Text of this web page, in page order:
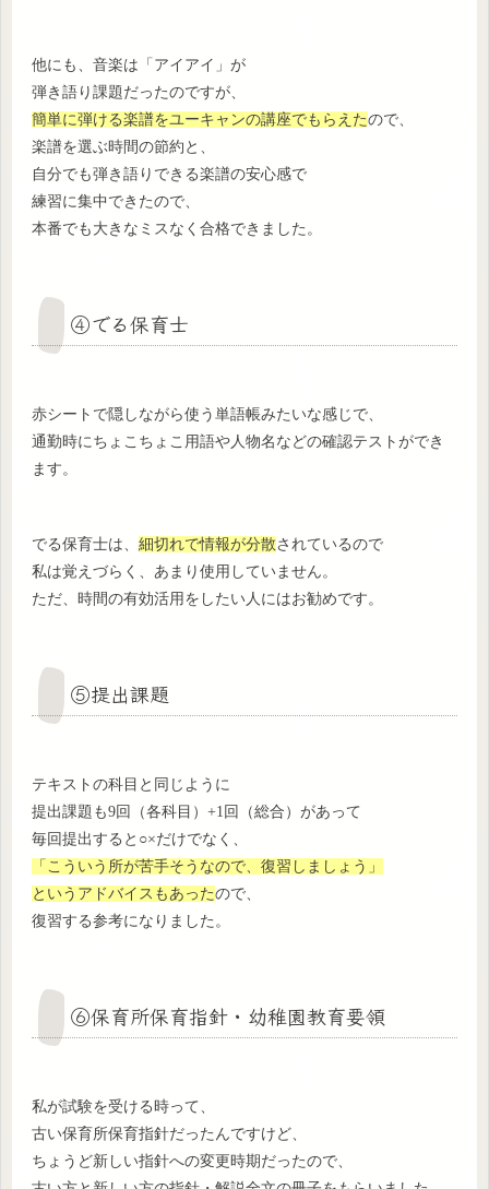
他にも、音楽は「アイアイ」が
弾き語り課題だったのですが、
簡単に弾ける楽譜をユーキャンの講座でもらえたので、
楽譜を選ぶ時間の節約と、
自分でも弾き語りできる楽譜の安心感で
練習に集中できたので、
本番でも大きなミスなく合格できました。
④でる保育士
赤シートで隠しながら使う単語帳みたいな感じで、
通勤時にちょこちょこ用語や人物名などの確認テストができ
ます。
でる保育士は、 細切れで情報が分散 されているので
私は覚えづらく、あまり使用していません。
ただ、時間の有効活用をしたい人にはお勧めです。
⑤提出課題
テキストの科目と同じように
提出課題も9回（各科目）+1回（総合）があって
毎回提出すると○×だけでなく、
「こういう所が苦手そうなので、復習しましょう」
というアドバイスもあったので、
復習する参考になりました。
⑥保育所保育指針・幼稚園教育要領
私が試験を受ける時って、
古い保育所保育指針だったんですけど、
ちょうど新しい指針への変更時期だったので、